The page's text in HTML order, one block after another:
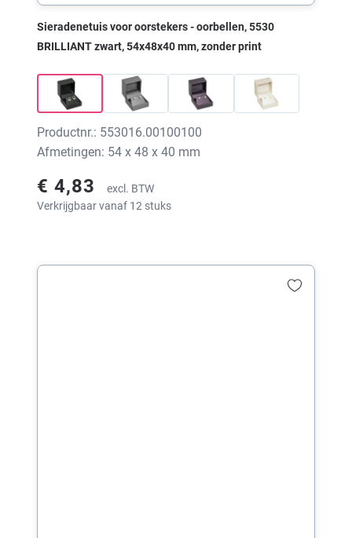
Sieradenetuis voor oorstekers - oorbellen, 5530
BRILLIANT zwart, 54x48x40 mm, zonder print
Productnr.: 553016.00100100
Afmetingen: 54 x 48 x 40 mm
€ 4,83
excl. BTW
Verkrijgbaar vanaf 12 stuks